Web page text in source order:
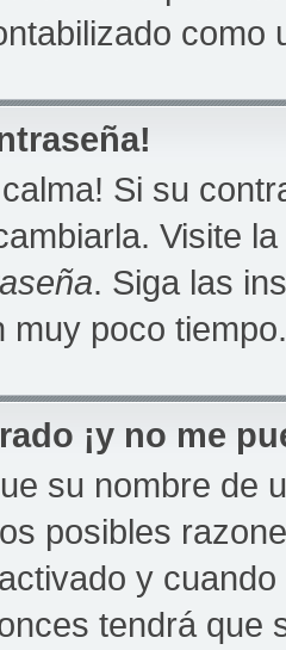
como
Si su
Visite
. Siga las
muy poco tiempo.
¡y no me
su nombre de
posibles
y
tendrá que